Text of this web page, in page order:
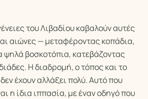
του Λιβαδίου καβαλούν αυτές
αιώνες — μεταφέροντας κοπάδια,
ψηλά βοσκοτόπια, κατεβάζοντας
Η διαδρομή, ο τόπος και το
έχουν αλλάξει πολύ. Αυτό που
η ίδια ιππασία, με έναν οδηγό που